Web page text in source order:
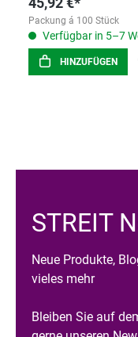
Packung á 100 Stück
Verfügbar in 5–7
HINZUFÜGEN
STREIT
Neue Produkte,
vieles mehr
Bleiben Sie auf